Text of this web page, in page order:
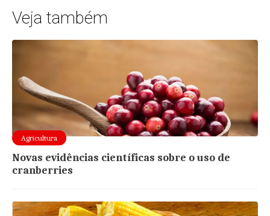
Veja também
Agricultura
Novas evidências científicas sobre o uso de
cranberries